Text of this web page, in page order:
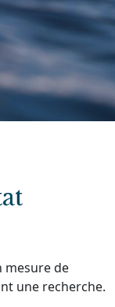
mesure de
une recherche.